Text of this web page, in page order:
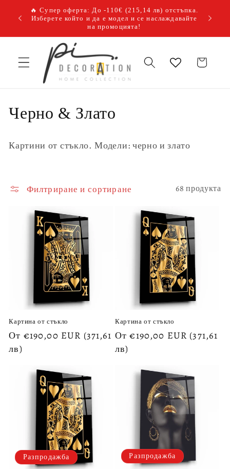
към
съдържанието
🔥 Супер оферта: До -110€ (215,14 лв) отстъпка.
Изберете който и да е модел и се наслаждавайте
на промоцията!
Количка
К
л
к
Черно & Злато
Картини от стъкло. Модели: черно и злато
Филтриране и сортиране 68 продукта
Картина от стъкло
Обичайна
цена
От €190,00 EUR (371,61
лв)
Картина от стъкло
Обичайна
цена
От €190,00 EUR (371,61
лв)
Разпродажба Разпродажба